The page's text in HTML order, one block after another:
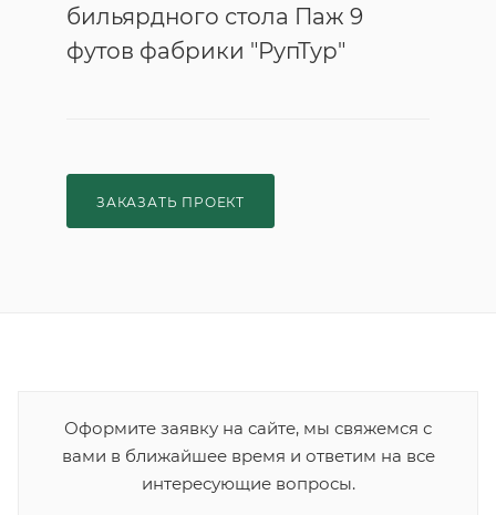
бильярдного стола Паж 9
футов фабрики "РупТур"
ЗАКАЗАТЬ ПРОЕКТ
Оформите заявку на сайте, мы свяжемся с
вами в ближайшее время и ответим на все
интересующие вопросы.